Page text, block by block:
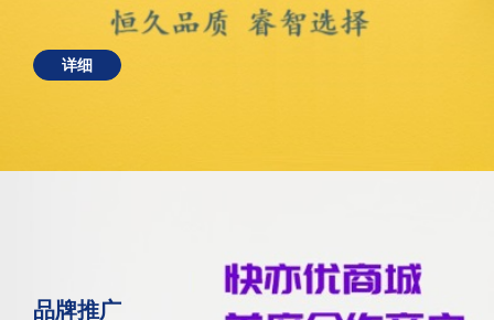
详细
品牌推广